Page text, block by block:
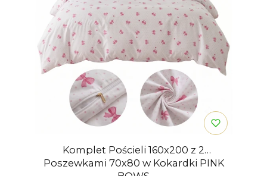
Komplet Pościeli 160x200 z 2
Poszewkami 70x80 w Kokardki PINK